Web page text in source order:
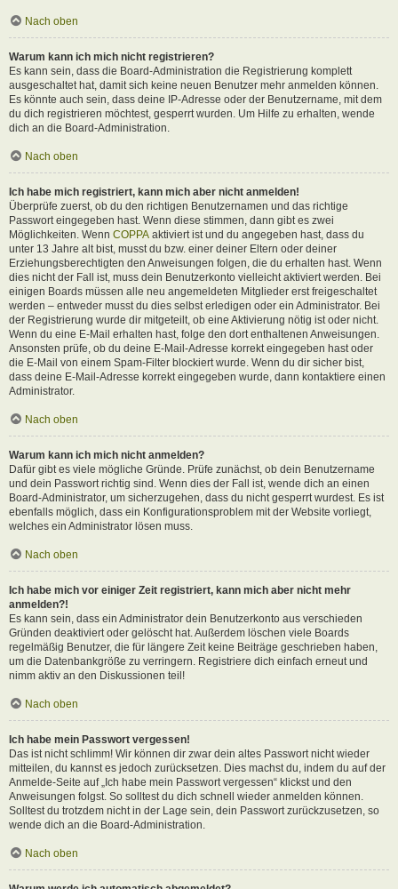
Nach oben
Warum kann ich mich nicht registrieren?
Es kann sein, dass die Board-Administration die Registrierung komplett
ausgeschaltet hat, damit sich keine neuen Benutzer mehr anmelden können.
Es könnte auch sein, dass deine IP-Adresse oder der Benutzername, mit dem
du dich registrieren möchtest, gesperrt wurden. Um Hilfe zu erhalten, wende
dich an die Board-Administration.
Nach oben
Ich habe mich registriert, kann mich aber nicht anmelden!
Überprüfe zuerst, ob du den richtigen Benutzernamen und das richtige
Passwort eingegeben hast. Wenn diese stimmen, dann gibt es zwei
Möglichkeiten. Wenn COPPA aktiviert ist und du angegeben hast, dass du
unter 13 Jahre alt bist, musst du bzw. einer deiner Eltern oder deiner
Erziehungsberechtigten den Anweisungen folgen, die du erhalten hast. Wenn
dies nicht der Fall ist, muss dein Benutzerkonto vielleicht aktiviert werden. Bei
einigen Boards müssen alle neu angemeldeten Mitglieder erst freigeschaltet
werden – entweder musst du dies selbst erledigen oder ein Administrator. Bei
der Registrierung wurde dir mitgeteilt, ob eine Aktivierung nötig ist oder nicht.
Wenn du eine E-Mail erhalten hast, folge den dort enthaltenen Anweisungen.
Ansonsten prüfe, ob du deine E-Mail-Adresse korrekt eingegeben hast oder
die E-Mail von einem Spam-Filter blockiert wurde. Wenn du dir sicher bist,
dass deine E-Mail-Adresse korrekt eingegeben wurde, dann kontaktiere einen
Administrator.
Nach oben
Warum kann ich mich nicht anmelden?
Dafür gibt es viele mögliche Gründe. Prüfe zunächst, ob dein Benutzername
und dein Passwort richtig sind. Wenn dies der Fall ist, wende dich an einen
Board-Administrator, um sicherzugehen, dass du nicht gesperrt wurdest. Es ist
ebenfalls möglich, dass ein Konfigurationsproblem mit der Website vorliegt,
welches ein Administrator lösen muss.
Nach oben
Ich habe mich vor einiger Zeit registriert, kann mich aber nicht mehr
anmelden?!
Es kann sein, dass ein Administrator dein Benutzerkonto aus verschieden
Gründen deaktiviert oder gelöscht hat. Außerdem löschen viele Boards
regelmäßig Benutzer, die für längere Zeit keine Beiträge geschrieben haben,
um die Datenbankgröße zu verringern. Registriere dich einfach erneut und
nimm aktiv an den Diskussionen teil!
Nach oben
Ich habe mein Passwort vergessen!
Das ist nicht schlimm! Wir können dir zwar dein altes Passwort nicht wieder
mitteilen, du kannst es jedoch zurücksetzen. Dies machst du, indem du auf der
Anmelde-Seite auf „Ich habe mein Passwort vergessen“ klickst und den
Anweisungen folgst. So solltest du dich schnell wieder anmelden können.
Solltest du trotzdem nicht in der Lage sein, dein Passwort zurückzusetzen, so
wende dich an die Board-Administration.
Nach oben